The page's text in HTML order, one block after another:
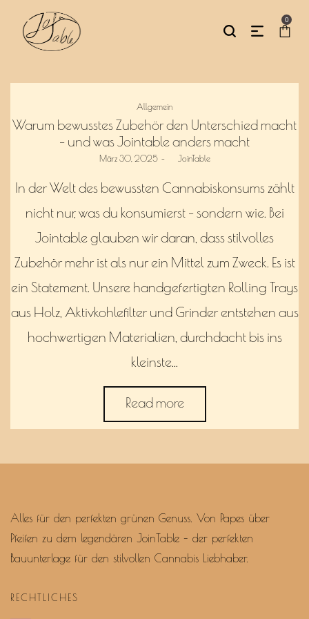
0
Posted
Allgemein
Warum bewusstes Zubehör den Unterschied macht
– und was Jointable anders macht
Posted
März 30, 2025 byJoinTable
In der Welt des bewussten Cannabiskonsums zählt
nicht nur, was du konsumierst – sondern wie. Bei
Jointable glauben wir daran, dass stilvolles
Zubehör mehr ist als nur ein Mittel zum Zweck. Es ist
ein Statement. Unsere handgefertigten Rolling Trays
aus Holz, Aktivkohlefilter und Grinder entstehen aus
hochwertigen Materialien, durchdacht bis ins
kleinste…
Read more
Alles für den perfekten grünen Genuss. Von Papes über
Pfeifen zu dem legendären JoinTable – der perfekten
Bauunterlage für den stilvollen Cannabis Liebhaber.
RECHTLICHES